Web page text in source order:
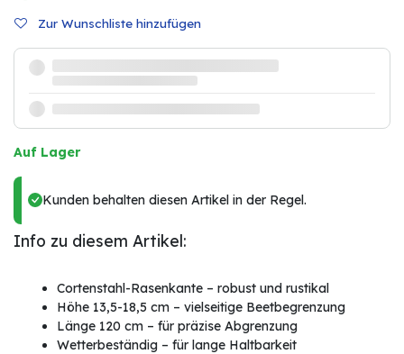
Zur Wunschliste hinzufügen
Auf Lager
Kunden behalten diesen Artikel in der Regel.
Info zu diesem Artikel:
Cortenstahl-Rasenkante – robust und rustikal
Höhe 13,5-18,5 cm – vielseitige Beetbegrenzung
Länge 120 cm – für präzise Abgrenzung
Wetterbeständig – für lange Haltbarkeit